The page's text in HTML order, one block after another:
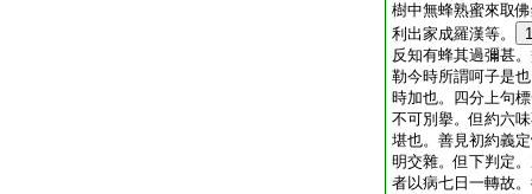
樹中無蜂熟蜜來取
利出家成羅漢等。
1
反知有蜂其過彌甚
勒今時所謂呵子是
時加也。四分上句
不可別擧。但約六
堪也。善見初約義
明交雜。但下判定
者以病七日一轉故